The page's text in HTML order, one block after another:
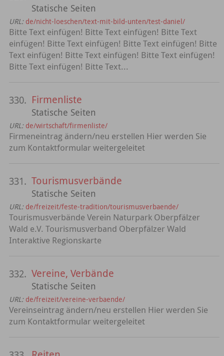
Statische Seiten
URL: de/nicht-loeschen/text-mit-bild-unten/test-daniel/
Bitte Text einfügen! Bitte Text einfügen! Bitte Text
einfügen! Bitte Text einfügen! Bitte Text einfügen! Bitte
Text einfügen! Bitte Text einfügen! Bitte Text einfügen!
Bitte Text einfügen! Bitte Text...
330. Firmenliste
Statische Seiten
URL: de/wirtschaft/firmenliste/
Firmeneintrag ändern/neu erstellen Hier werden Sie
zum Kontaktformular weitergeleitet
331. Tourismusverbände
Statische Seiten
URL: de/freizeit/feste-tradition/tourismusverbaende/
Tourismusverbände Verein Naturpark Oberpfälzer
Wald e.V. Tourismusverband Oberpfälzer Wald
Interaktive Regionskarte
332. Vereine, Verbände
Statische Seiten
URL: de/freizeit/vereine-verbaende/
Vereinseintrag ändern/neu erstellen Hier werden Sie
zum Kontaktformular weitergeleitet